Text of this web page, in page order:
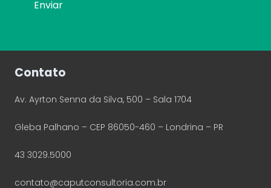
Contato
Av. Ayrton Senna da Silva, 500 – Sala 1704
Gleba Palhano – CEP 86050-460 – Londrina – PR
43 3029.5000
contato@caputconsultoria.com.br